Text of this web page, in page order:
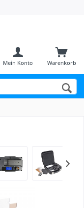
Warenkorb
Mein Konto